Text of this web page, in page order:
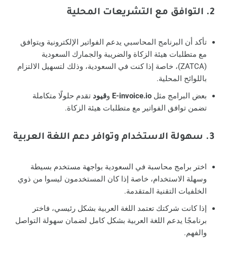
2. التوافق مع التشريعات المحلية
تأكد أن البرنامج المحاسبي يدعم الفواتير الإلكترونية ويتوافق
مع متطلبات هيئة الزكاة والضريبة والجمارك السعودية
(ZATCA)، خاصة إذا كنت في السعودية، وذلك لتسهيل الالتزام
باللوائح المحلية.
بعض البرامج مثل E-invoice.io وقيود تقدم حلولًا متكاملة
تضمن توافق الفواتير مع متطلبات هيئة الزكاة.
3. سهولة الاستخدام وتوافر دعم اللغة العربية
اختر برامج محاسبة في السعودية بواجهة مستخدم بسيطة
وسهلة الاستخدام، خاصة إذا كان المستخدمون ليسوا من ذوي
الخلفيات التقنية المتقدمة.
إذا كانت شركتك تعتمد اللغة العربية بشكل رئيسي، فاختر
برنامجًا يدعم اللغة العربية بشكل كامل لضمان سهولة التواصل
والفهم.